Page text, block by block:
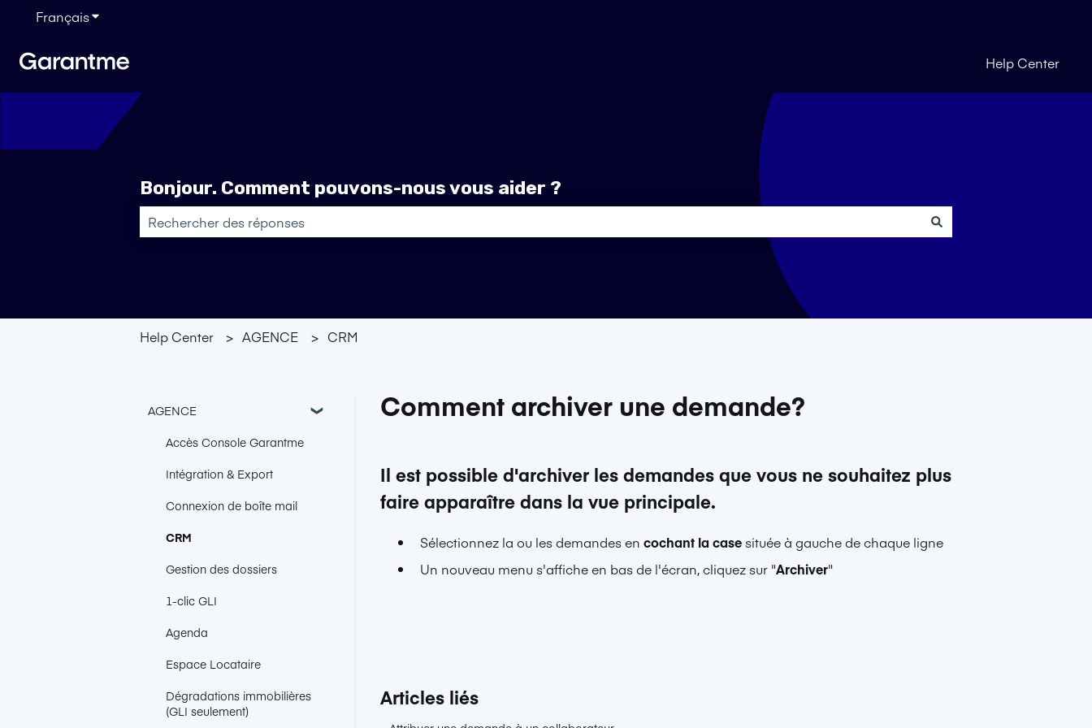
FrançaisAfficher le sous-menu pour les traductions
Help Center
Bonjour. Comment pouvons-nous vous aider ?
Help Center AGENCE CRM
Comment archiver une demande?
Il est possible d'archiver les demandes que vous ne souhaitez plus
faire apparaître dans la vue principale.
Sélectionnez la ou les demandes en cochant la casesituée à gauche de chaque ligne
Un nouveau menu s'affiche en bas de l'écran, cliquez sur "Archiver"
Articles liés
AGENCE
Accès Console Garantme
Intégration & Export
Connexion de boîte mail
CRM
Gestion des dossiers
1-clic GLI
Agenda
Espace Locataire
Dégradations immobilières
(GLI seulement)